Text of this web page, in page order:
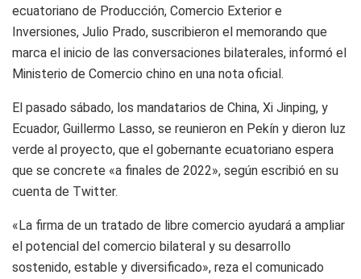
ecuatoriano de Producción, Comercio Exterior e
Inversiones, Julio Prado, suscribieron el memorando que
marca el inicio de las conversaciones bilaterales, informó el
Ministerio de Comercio chino en una nota oficial.
El pasado sábado, los mandatarios de China, Xi Jinping, y
Ecuador, Guillermo Lasso, se reunieron en Pekín y dieron luz
verde al proyecto, que el gobernante ecuatoriano espera
que se concrete «a finales de 2022», según escribió en su
cuenta de Twitter.
«La firma de un tratado de libre comercio ayudará a ampliar
el potencial del comercio bilateral y su desarrollo
sostenido, estable y diversificado», reza el comunicado